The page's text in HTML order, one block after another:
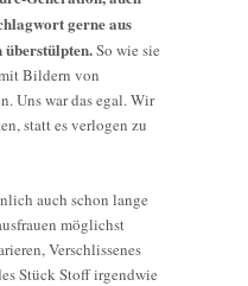
gerne aus
überstülpten.So wie sie
Bildern von
Uns war das egal. Wir
statt es verlogen zu
auch schon lange
möglichst
Verschlissenes
Stück Stoff irgendwie